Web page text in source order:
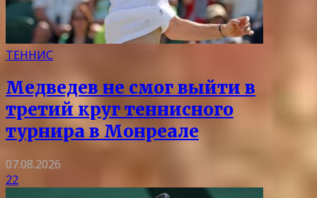
ТЕННИС
Медведев не смог выйти в
третий круг теннисного
турнира в Монреале
07.08.2026
22